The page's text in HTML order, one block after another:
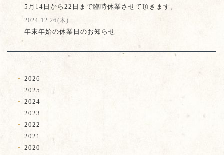
5月14日から22日まで臨時休業させて頂きます。
2024.12.26(木)
年末年始の休業日のお知らせ
2026
2025
2024
2023
2022
2021
2020